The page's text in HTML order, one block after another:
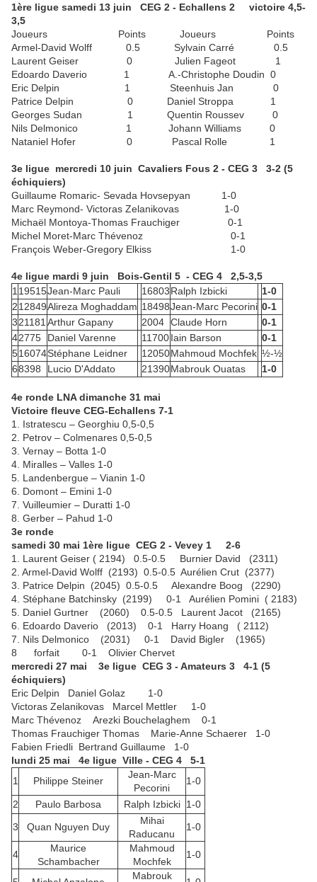
1ère ligue samedi 13 juin CEG 2 - Echallens 2 victoire 4,5-
3,5
Joueurs Points Joueurs Points
Armel-David Wolff 0.5 Sylvain Carré 0.5
Laurent Geiser 0 Julien Fageot 1
Edoardo Daverio 1 A.-Christophe Doudin 0
Eric Delpin 1 Steenhuis Jan 0
Patrice Delpin 0 Daniel Stroppa 1
Georges Sudan 1 Quentin Roussev 0
Nils Delmonico 1 Johann Williams 0
Nataniel Hofer 0 Pascal Rolle 1
3e ligue mercredi 10 juin Cavaliers Fous 2 - CEG 3 3-2 (5
échiquiers)
Guillaume Romaric- Sevada Hovsepyan 1-0
Marc Reymond- Victoras Zelanikovas 1-0
Michaël Montoya-Thomas Frauchiger 0-1
Michel Moret-Marc Thévenoz 0-1
François Weber-Gregory Elkiss 1-0
4e ligue mardi 9 juin Bois-Gentil 5 - CEG 4 2,5-3,5
1 19515Jean-Marc Pauli 16803Ralph Izbicki
1-0
212849Alireza Moghaddam 18498Jean-Marc Pecorini 0-1
321181 Arthur Gapany 2004 Claude Horn
0-1
42775 Daniel Varenne 11700Iain Barson
0-1
516074Stéphane Leidner 12050Mahmoud Mochfek ½-½
68398 Lucio D'Addato 21390Mabrouk Ouatas 1-0
4e ronde LNA dimanche 31 mai
Victoire fleuve CEG-Echallens 7-1
1. Istratescu – Georghiu 0,5-0,5
2. Petrov – Colmenares 0,5-0,5
3. Vernay – Botta 1-0
4. Miralles – Valles 1-0
5. Landenbergue – Vianin 1-0
6. Domont – Emini 1-0
7. Vuilleumier – Duratti 1-0
8. Gerber – Pahud 1-0
3e ronde
samedi 30 mai 1ère ligue CEG 2 - Vevey 1 2-6
1. Laurent Geiser ( 2194) 0.5-0.5 Burnier David (2311)
2. Armel-David Wolff (2193) 0.5-0.5 Aurélien Crut (2377)
3. Patrice Delpin (2045) 0.5-0.5 Alexandre Boog (2290)
4. Stéphane Batchinsky (2199) 0-1 Aurélien Pomini ( 2183)
5. Daniel Gurtner (2060) 0.5-0.5 Laurent Jacot (2165)
6. Edoardo Daverio (2013) 0-1 Harry Hoang ( 2112)
7. Nils Delmonico (2031) 0-1 David Bigler (1965)
8 forfait 0-1 Olivier Chervet
mercredi 27 mai 3e ligue CEG 3 - Amateurs 3 4-1 (5
échiquiers)
Eric Delpin Daniel Golaz 1-0
Victoras Zelanikovas Marcel Mettler 1-0
Marc Thévenoz Arezki Bouchelaghem 0-1
Thomas Frauchiger Thomas Marie-Anne Schaerer 1-0
Fabien Friedli Bertrand Guillaume 1-0
lundi 25 mai 4e ligue Ville - CEG 4 5-1
1
Philippe Steiner
Jean-Marc
Pecorini
1-0
2 Paulo Barbosa Ralph Izbicki 1-0
3
Quan Nguyen Duy
Mihai
Raducanu
1-0
4
Maurice
Schambacher
Mahmoud
Mochfek
1-0
Mabrouk